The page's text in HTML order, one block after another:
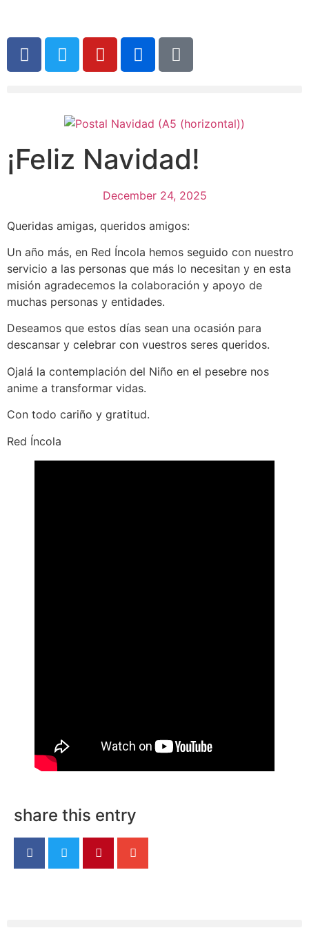
¡Feliz Navidad!
December 24, 2025
Queridas amigas, queridos amigos:
Un año más, en Red Íncola hemos seguido con nuestro
servicio a las personas que más lo necesitan y en esta
misión agradecemos la colaboración y apoyo de
muchas personas y entidades.
Deseamos que estos días sean una ocasión para
descansar y celebrar con vuestros seres queridos.
Ojalá la contemplación del Niño en el pesebre nos
anime a transformar vidas.
Con todo cariño y gratitud.
Red Íncola
share this entry